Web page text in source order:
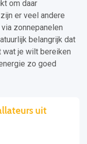
om daar
er veel andere
zonnepanelen
belangrijk dat
wat je wilt bereiken
zo goed
uit